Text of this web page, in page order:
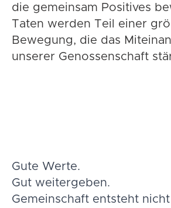
die gemeinsam Positives
Taten werden Teil einer
Bewegung, die das
unserer Genossenschaft
Gute Werte.
Gut weitergeben.
Gemeinschaft entsteht